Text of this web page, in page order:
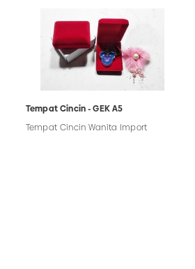
Tempat Cincin - GEK A5
Tempat Cincin Wanita Import